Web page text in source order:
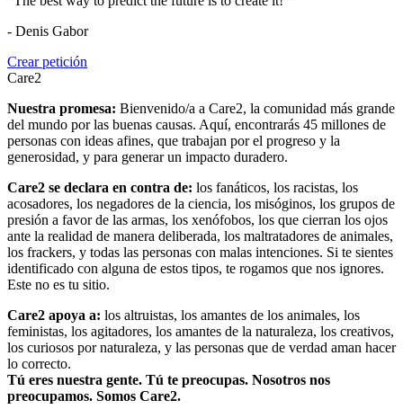
- Denis Gabor
Crear petición
Care2
Nuestra promesa: Bienvenido/a a Care2, la comunidad más grande
del mundo por las buenas causas. Aquí, encontrarás 45 millones de
personas con ideas afines, que trabajan por el progreso y la
generosidad, y para generar un impacto duradero.
Care2 se declara en contra de: los fanáticos, los racistas, los
acosadores, los negadores de la ciencia, los misóginos, los grupos de
presión a favor de las armas, los xenófobos, los que cierran los ojos
ante la realidad de manera deliberada, los maltratadores de animales,
los frackers, y todas las personas con malas intenciones. Si te sientes
identificado con alguna de estos tipos, te rogamos que nos ignores.
Este no es tu sitio.
Care2 apoya a: los altruistas, los amantes de los animales, los
feministas, los agitadores, los amantes de la naturaleza, los creativos,
los curiosos por naturaleza, y las personas que de verdad aman hacer
lo correcto.
Tú eres nuestra gente. Tú te preocupas. Nosotros nos
preocupamos. Somos Care2.